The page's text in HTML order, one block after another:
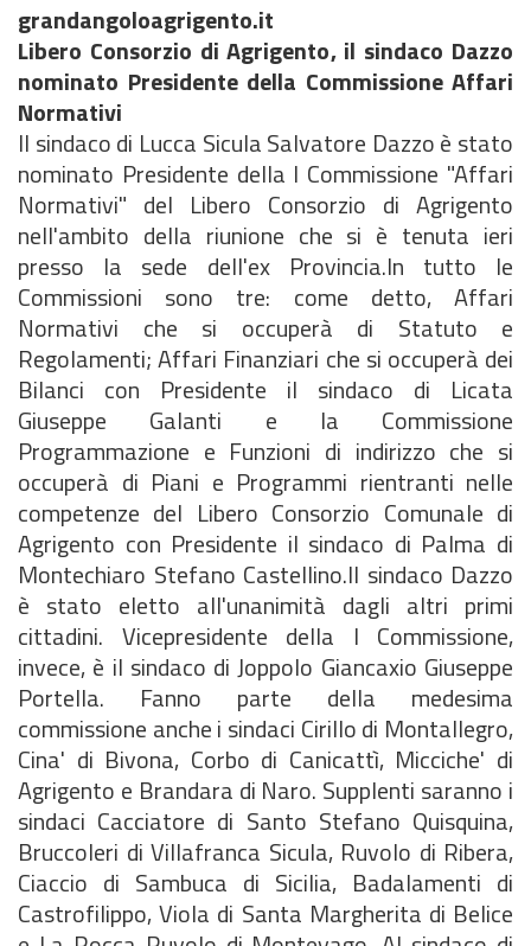
grandangoloagrigento.it
Libero Consorzio di Agrigento, il sindaco Dazzo
nominato Presidente della Commissione Affari
Normativi
Il sindaco di Lucca Sicula Salvatore Dazzo è stato
nominato Presidente della I Commissione "Affari
Normativi" del Libero Consorzio di Agrigento
nell'ambito della riunione che si è tenuta ieri
presso la sede dell'ex Provincia.In tutto le
Commissioni sono tre: come detto, Affari
Normativi che si occuperà di Statuto e
Regolamenti; Affari Finanziari che si occuperà dei
Bilanci con Presidente il sindaco di Licata
Giuseppe Galanti e la Commissione
Programmazione e Funzioni di indirizzo che si
occuperà di Piani e Programmi rientranti nelle
competenze del Libero Consorzio Comunale di
Agrigento con Presidente il sindaco di Palma di
Montechiaro Stefano Castellino.Il sindaco Dazzo
è stato eletto all'unanimità dagli altri primi
cittadini. Vicepresidente della I Commissione,
invece, è il sindaco di Joppolo Giancaxio Giuseppe
Portella. Fanno parte della medesima
commissione anche i sindaci Cirillo di Montallegro,
Cina' di Bivona, Corbo di Canicattì, Micciche' di
Agrigento e Brandara di Naro. Supplenti saranno i
sindaci Cacciatore di Santo Stefano Quisquina,
Bruccoleri di Villafranca Sicula, Ruvolo di Ribera,
Ciaccio di Sambuca di Sicilia, Badalamenti di
Castrofilippo, Viola di Santa Margherita di Belice